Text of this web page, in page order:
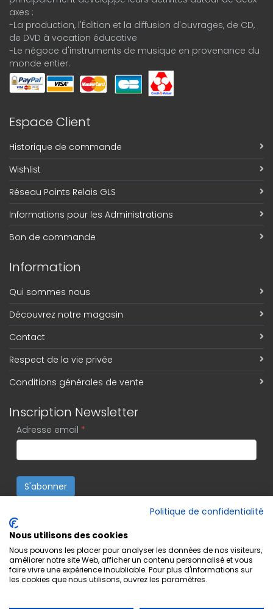
axes :
-La production, l'Édition et la diffusion d'ouvrages, de CD,
de DVD à vocation éducative
-Le négoce d'instruments de musique en provenance du
monde entier.
Espace Client
Historique de commande
Wishlist
Réseau Points Relais GLS
Informations pour les Administrations
Bon de commande
Information
Qui sommes nous
Découvrez notre magasin
Contact
Respect de la vie privée
Conditions générales de vente
Inscription Newsletter
Adresse email *
S'abonner
Politique de confidentialité
Nous utilisons des cookies
Nous pouvons les placer pour analyser les données de nos visiteurs,
améliorer notre site Web, afficher un contenu personnalisé et vous
faire vivre une expérience inoubliable. Pour plus d'informations sur
les cookies que nous utilisons, ouvrez les paramètres.